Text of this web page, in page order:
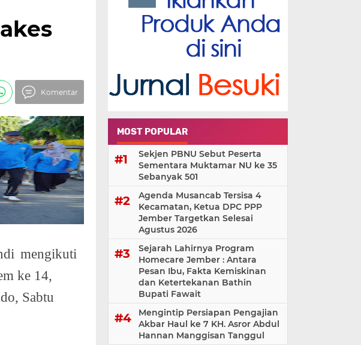
Komentar
mengikuti
ke 14,
Sabtu
MOST POPULAR
Sekjen PBNU Sebut Peserta
Sementara Muktamar NU ke 35
Sebanyak 501
Agenda Musancab Tersisa 4
Kecamatan, Ketua DPC PPP
Jember Targetkan Selesai
Agustus 2026
Sejarah Lahirnya Program
Homecare Jember : Antara
Pesan Ibu, Fakta Kemiskinan
dan Ketertekanan Bathin
Bupati Fawait
Mengintip Persiapan Pengajian
Akbar Haul ke 7 KH. Asror Abdul
Hannan Manggisan Tanggul